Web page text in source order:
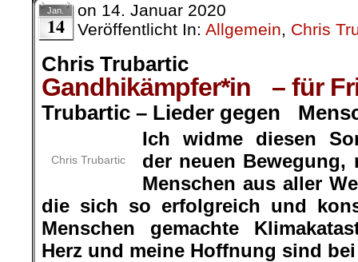
Jan.
14
on 14. Januar 2020
Veröffentlicht In: Allgemein, Chris
Chris Trubartic
Gandhikämpfer*in – für
Trubartic – Lieder gegen
Chris Trubartic
Ich widme diesen
der neuen
Menschen aus aller
die sich so erfolgreich und
Menschen gemachte
Herz und meine Hoffnung sind